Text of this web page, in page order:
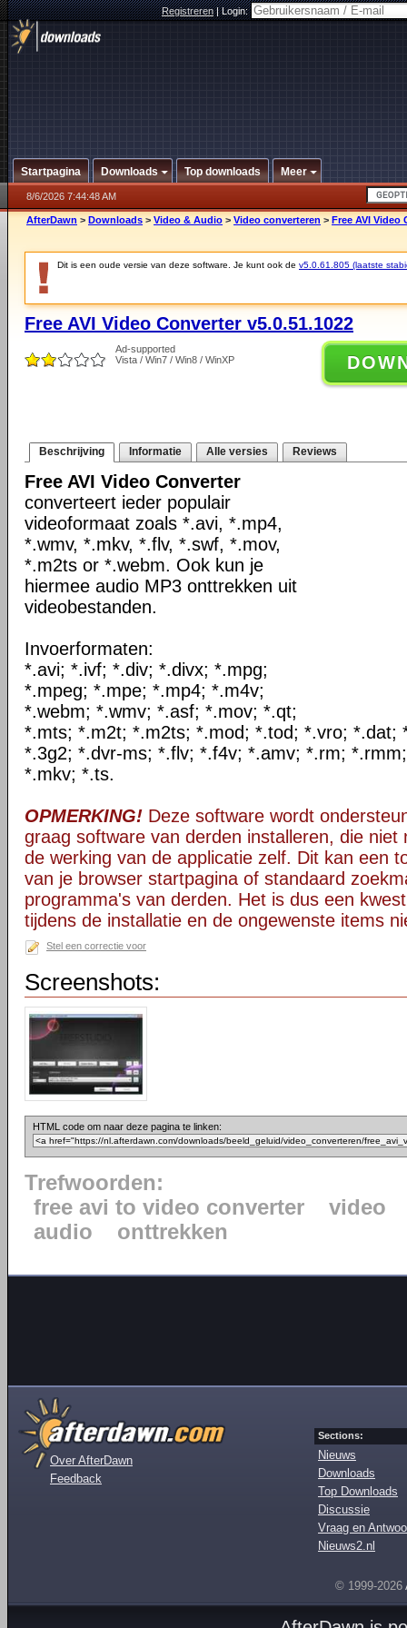
Registreren|Login:
Startpagina Downloads Top downloads Meer
8/6/2026 7:44:48 AM
AfterDawn > Downloads > Video & Audio > Video converteren > Free AVI Video
Dit is een oude versie van deze software. Je kunt ook de v5.0.61.805 (laatste
Free AVI Video Converter v5.0.51.1022
Ad-supported
Vista / Win7 / Win8 / WinXP
Beschrijving Informatie Alle versies Reviews
Free AVI Video Converter
converteert ieder populair
videoformaat zoals *.avi, *.mp4,
*.wmv, *.mkv, *.flv, *.swf, *.mov,
*.m2ts or *.webm. Ook kun je
hiermee audio MP3 onttrekken uit
videobestanden.
Invoerformaten:
*.avi; *.ivf; *.div; *.divx; *.mpg;
*.mpeg; *.mpe; *.mp4; *.m4v;
*.webm; *.wmv; *.asf; *.mov; *.qt;
*.mts; *.m2t; *.m2ts; *.mod; *.tod; *.vro; *.dat;
*.3g2; *.dvr-ms; *.flv; *.f4v; *.amv; *.rm;
*.mkv; *.ts.
OPMERKING! Deze software wordt
graag software van derden installeren, die niet
de werking van de applicatie zelf. Dit kan een
van je browser startpagina of standaard
programma's van derden. Het is dus een
tijdens de installatie en de ongewenste items
Stel een correctie voor
Screenshots:
HTML code om naar deze pagina te linken:
Trefwoorden:
free avi to video converter
video
audio
onttrekken
Over AfterDawn
Feedback
Sections:
Nieuws
Downloads
Top Downloads
Discussie
Vraag en
Nieuws2.nl
© 1999-2026